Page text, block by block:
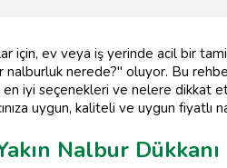
için, ev veya iş yerinde acil bir
nalburluk nerede?" oluyor. Bu
en iyi seçenekleri ve nelere
uygun, kaliteli ve uygun fiyatlı
Nalbur Dükkanı